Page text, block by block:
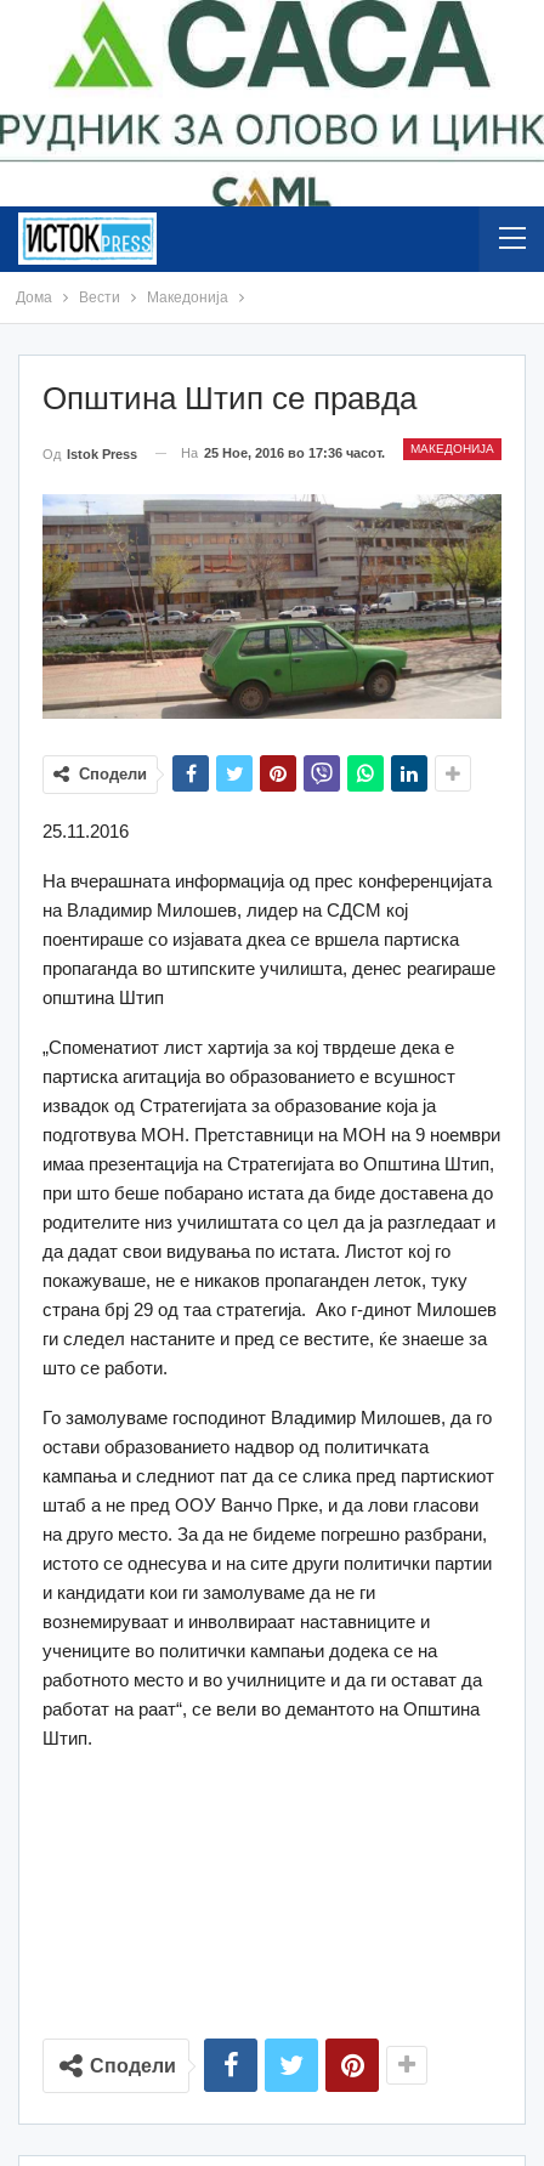
Дома Вести Македонија
Општина Штип се правда
МАКЕДОНИЈА
Од Istok Press На 25 Ное, 2016 во 17:36 часот.
Сподели
25.11.2016
На вчерашната информација од прес конференцијата
на Владимир Милошев, лидер на СДСМ кој
поентираше со изјавата дкеа се вршела партиска
пропаганда во штипските училишта, денес реагираше
општина Штип
„Споменатиот лист хартија за кој тврдеше дека е
партиска агитација во образованието е всушност
извадок од Стратегијата за образование која ја
подготвува МОН. Претставници на МОН на 9 ноември
имаа презентација на Стратегијата во Општина Штип,
при што беше побарано истата да биде доставена до
родителите низ училиштата со цел да ја разгледаат и
да дадат свои видувања по истата. Листот кој го
покажуваше, не е никаков пропаганден леток, туку
страна брј 29 од таа стратегија. Ако г-динот Милошев
ги следел настаните и пред се вестите, ќе знаеше за
што се работи.
Го замолуваме господинот Владимир Милошев, да го
остави образованието надвор од политичката
кампања и следниот пат да се слика пред партискиот
штаб а не пред ООУ Ванчо Прке, и да лови гласови
на друго место. За да не бидеме погрешно разбрани,
истото се однесува и на сите други политички партии
и кандидати кои ги замолуваме да не ги
вознемируваат и инволвираат наставниците и
учениците во политички кампањи додека се на
работното место и во училниците и да ги остават да
работат на раат“, се вели во демантото на Општина
Штип.
Сподели